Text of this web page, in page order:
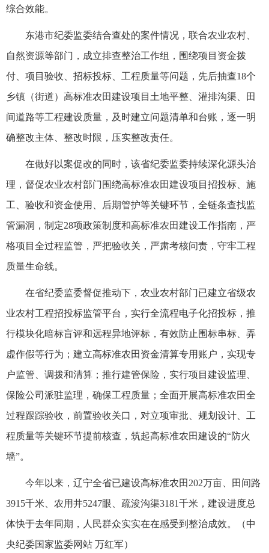
综合效能。
东港市纪委监委结合查处的案件情况，联合农业农村、
自然资源等部门，成立排查整治工作组，围绕项目资金拨
付、项目验收、招标投标、工程质量等问题，先后抽查18个
乡镇（街道）高标准农田建设项目土地平整、灌排沟渠、田
间道路等工程建设质量，及时建立问题清单和台账，逐一明
确整改主体、整改时限，压实整改责任。
在做好以案促改的同时，该省纪委监委持续深化源头治
理，督促农业农村部门围绕高标准农田建设项目招投标、施
工、验收和资金使用、后期管护等关键环节，全链条查找监
管漏洞，制定28项政策制度和高标准农田建设工作指南，严
格项目全过程监管，严把验收关，严肃考核问责，守牢工程
质量生命线。
在省纪委监委督促推动下，农业农村部门已建立省级农
业农村工程招投标监管平台，实行全流程电子化招投标，推
行模块化暗标盲评和远程异地评标，有效防止围标串标、弄
虚作假等行为；建立高标准农田资金清算专用账户，实现专
户监管、调拨和清算；推行建管保险，实行项目建设监理、
保险公司派驻监理，确保工程质量；全面开展高标准农田全
过程跟踪验收，前置验收关口，对立项审批、规划设计、工
程质量等关键环节提前核查，筑起高标准农田建设的“防火
墙”。
今年以来，辽宁全省已建设高标准农田202万亩、田间路
3915千米、农用井5247眼、疏浚沟渠3181千米，建设进度总
体快于去年同期，人民群众实实在在感受到整治成效。（中
央纪委国家监委网站 万红军）